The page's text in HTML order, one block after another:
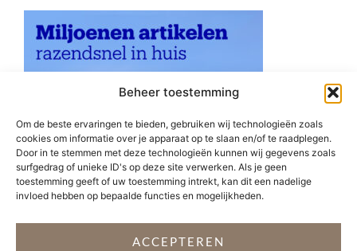
Beheer toestemming
Om de beste ervaringen te bieden, gebruiken wij technologieën zoals
cookies om informatie over je apparaat op te slaan en/of te raadplegen.
Door in te stemmen met deze technologieën kunnen wij gegevens zoals
surfgedrag of unieke ID's op deze site verwerken. Als je geen
toestemming geeft of uw toestemming intrekt, kan dit een nadelige
invloed hebben op bepaalde functies en mogelijkheden.
ACCEPTEREN